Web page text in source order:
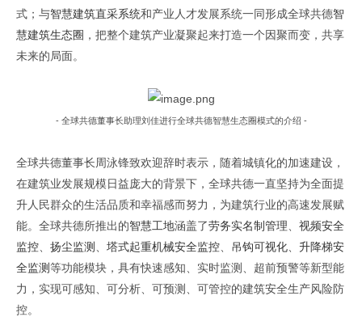
式； 与智慧建筑直采系统和产业人才发展系统一同形成全球共德智
慧建筑生态圈 ，把整个建筑产业凝聚起来打造一个因聚而变，共享
未来的局面。
- 全球共德董事长助理刘佳进行全球共德智慧生态圈模式的介绍 -
全球共德董事长周泳锋致欢迎辞时表示，随着城镇化的加速建设，
在建筑业发展规模日益庞大的背景下，全球共德一直坚持为全面提
升人民群众的生活品质和幸福感而努力， 为建筑行业的高速发展赋
能。 全球共德所推出的智慧工地涵盖了劳务实名制管理 视频安全
监控
扬尘监测 塔式起重机械安全监控 吊钩可视化
升降梯安
全监测等功能模块 ， 具有快速感知、实时监测、超前预警等新型能
力，实现可感知、可分析、可预测、可管控的建筑安全生产风险防
控。